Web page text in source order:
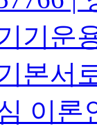
기운
본서
이론